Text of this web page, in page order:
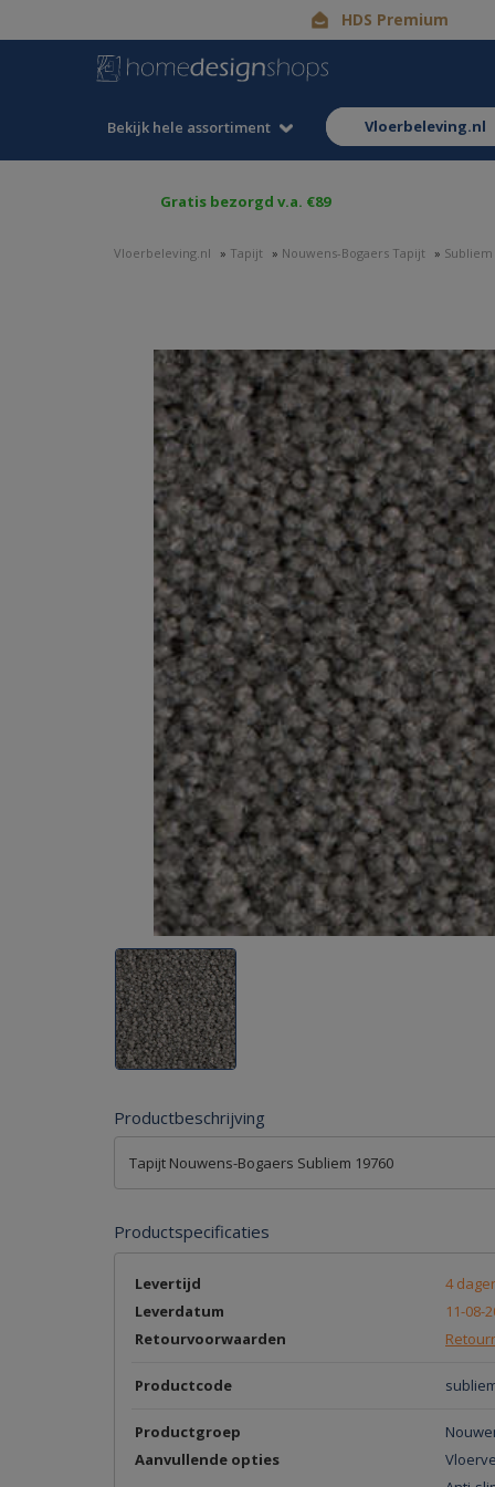
HDS Premium
Bekijk hele assortiment vloerbeleving.nl
Gratis bezorgd v.a. €89
Vloerbeleving.nl » Tapijt » Nouwens-Bogaers Tapijt » Subliem
Productbeschrijving
Tapijt Nouwens-Bogaers Subliem 19760
Productspecificaties
Levertijd
4
Leverdatum
11-08-
Retourvoorwaarden
Productcode
Productgroep
Aanvullende opties